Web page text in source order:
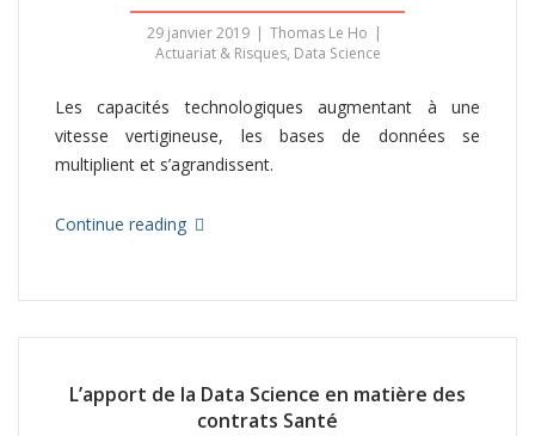
29 janvier 2019
Thomas Le Ho
Actuariat & Risques, Data Science
Les capacités technologiques augmentant à une
vitesse vertigineuse, les bases de données se
multiplient et s’agrandissent.
Continue reading
L’apport de la Data Science en matière des
contrats Santé